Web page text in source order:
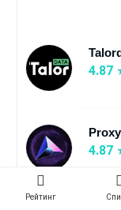
4.87
4.87
Рейтинг